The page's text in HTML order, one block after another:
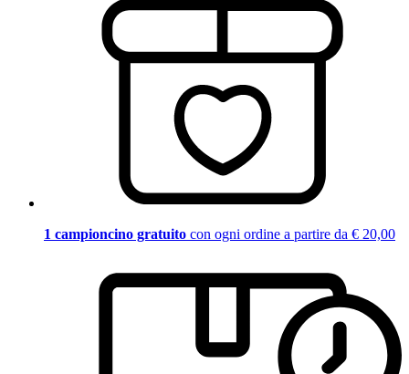
1 campioncino gratuito con ogni ordine a partire da € 20,00